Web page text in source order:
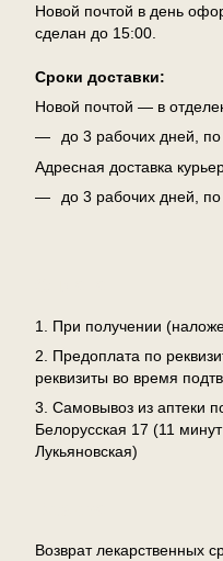
Новой почтой в день
сделан до 15:00.
Сроки доставки:
Новой почтой — в
до 3 рабочих дней,
Адресная доставка
до 3 рабочих дней,
1. При получении
2. Предоплата по
реквизиты во время
3. Самовывоз из аптеки
Белорусская 17 (11
Лукьяновская)
Возврат лекарственных